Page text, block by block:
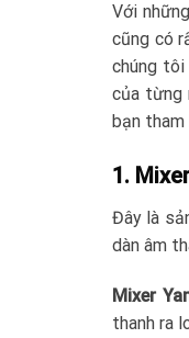
Với
cũng có
chúng tôi
của từng
bạn tham
1.
Đây là
dàn âm
Mixer
thanh ra